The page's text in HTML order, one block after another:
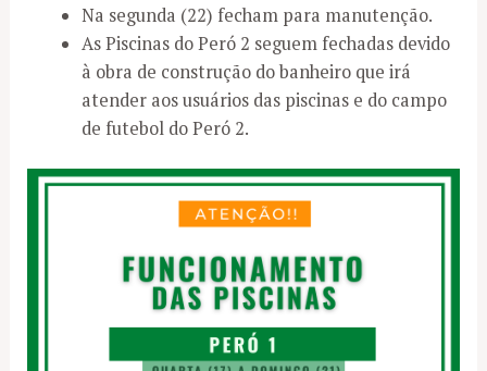
Na segunda (22) fecham para manutenção.
As Piscinas do Peró 2 seguem fechadas devido
à obra de construção do banheiro que irá
atender aos usuários das piscinas e do campo
de futebol do Peró 2.